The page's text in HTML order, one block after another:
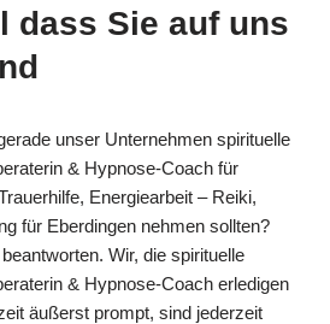
dass Sie auf uns
unser Unternehmen spirituelle
& Hypnose-Coach für
Energiearbeit – Reiki,
für Eberdingen nehmen sollten?
Wir, die spirituelle
& Hypnose-Coach erledigen
äußerst prompt, sind jederzeit